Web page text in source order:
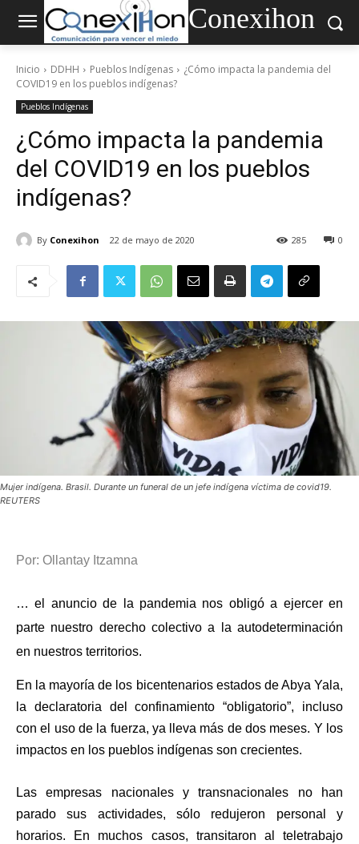
Conexihon
Inicio DDHH Pueblos Indígenas
¿Cómo impacta la pandemia del
COVID19 en los pueblos indígenas?
Pueblos Indígenas
¿Cómo impacta la pandemia
del COVID19 en los pueblos
indígenas?
By Conexihon 22 de mayo de 2020 0
285
Mujer indígena. Brasil. Durante un funeral de un jefe indígena víctima de covid19.
REUTERS
Por: Ollantay Itzamna
… el anuncio de la pandemia nos obligó a ejercer en
parte nuestro derecho colectivo a la autodeterminación
en nuestros territorios.
En la mayoría de los bicentenarios estados de Abya Yala,
la declaratoria del confinamiento “obligatorio”, incluso
con el uso de la fuerza, ya lleva más de dos meses. Y los
impactos en los pueblos indígenas son crecientes.
Las empresas nacionales y transnacionales no han
parado sus actividades, sólo redujeron personal y
horarios. En muchos casos, transitaron al teletrabajo